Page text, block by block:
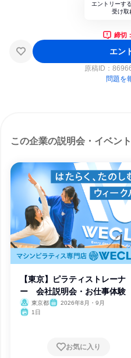
エントリーす
受け取
締切
エン
原稿ID：
問題を
この企業の説明会・イベント
【東京】ピラティストレーナ
ー 会社説明会・お仕事体験
東京都
2026年8月・9月
1日
お気に入り